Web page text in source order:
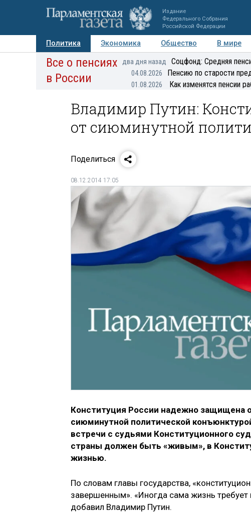
Издание
Федерального Собрания
Российской Федерации
Политика Экономика Общество В мире
Авторы Персоны Мнения Регионы
Все о пенсиях
в России
два дня назад Соцфонд: Средняя
04.08.2026 Пенсию по старости
01.08.2026 Как изменятся пенсии
Владимир Путин:
от сиюминутной
Поделиться
08.12.2014 17:05
Конституция России надежно защищена
сиюминутной политической
встречи с судьями Конституционного
страны должен быть «живым», в
жизнью.
По словам главы государства,
завершенным». «Иногда сама жизнь требует
добавил Владимир Путин.